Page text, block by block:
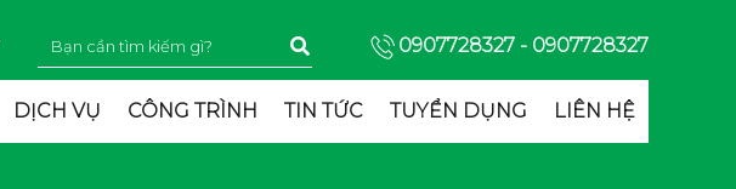
0907728327 - 0907728327
DỊCH VỤ CÔNG TRÌNH TIN TỨC TUYỂN DỤNG LIÊN HỆ